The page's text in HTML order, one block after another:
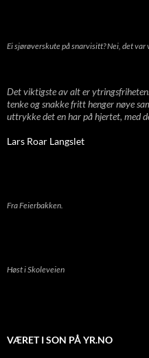
Ei sjørøverskute på snarvisitt? Nei, det
Det viktigste av alt er
tenke og snakke fritt henger nøye
uttrykke det en har på hjertet, med
Lars Roar Langslet
Fra Feierbakken.
Høst i Skoleveien
VÆRET I SON PÅ YR.NO